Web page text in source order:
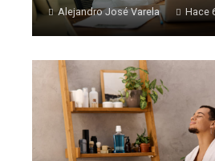
Alejandro José Varela Hace